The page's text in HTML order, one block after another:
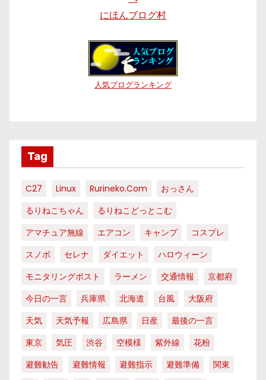
にほんブログ村
人気ブログランキング
Tag
C27 Linux Rurineko.com
おっさん
るりねこちゃん
るりねこどっとこむ
アマチュア無線
エアコン キャンプ
コスプレ
スノボ
セレナ ダイエット
ハロウィーン
モニタリングポスト
ラーメン 交通情報
京都府
今日の一言
兵庫県 北海道 台風
大阪府
天気
天気予報 広島県 日産
最後の一言
東京
気圧 渋谷 空模様 紫外線
花粉
避難勧告
避難情報 避難指示 避難準備
関東